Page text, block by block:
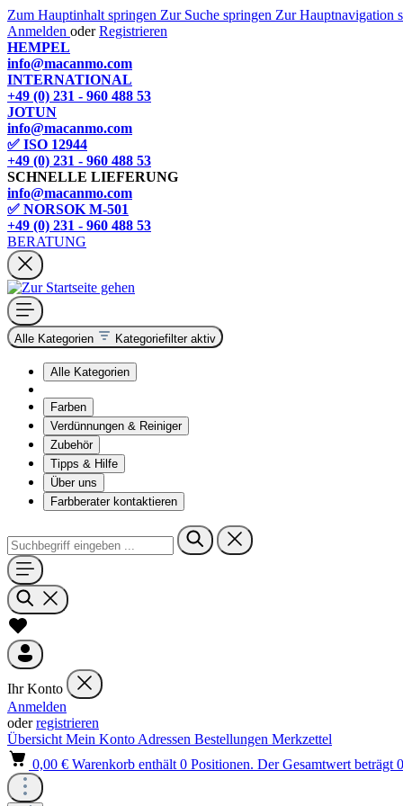
Zum Hauptinhalt springen Zur Suche springen Zur Hauptnavigation
Anmelden oder Registrieren
HEMPEL
info@macanmo.com
INTERNATIONAL
+49 (0) 231 - 960 488 53
JOTUN
info@macanmo.com
✅ ISO 12944
+49 (0) 231 - 960 488 53
SCHNELLE LIEFERUNG
info@macanmo.com
✅ NORSOK M-501
+49 (0) 231 - 960 488 53
BERATUNG
Alle Kategorien Kategoriefilter aktiv
Alle Kategorien
Farben
Verdünnungen & Reiniger
Zubehör
Tipps & Hilfe
Über uns
Farbberater kontaktieren
Ihr Konto
Anmelden
oderregistrieren
Übersicht Mein Konto Adressen Bestellungen Merkzettel
0,00 € Warenkorb enthält 0 Positionen. Der Gesamtwert beträgt